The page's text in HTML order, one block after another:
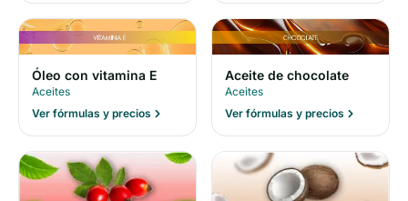
Óleo con vitamina E
Aceites
Ver fórmulas y precios
Aceite de chocolate
Aceites
Ver fórmulas y precios